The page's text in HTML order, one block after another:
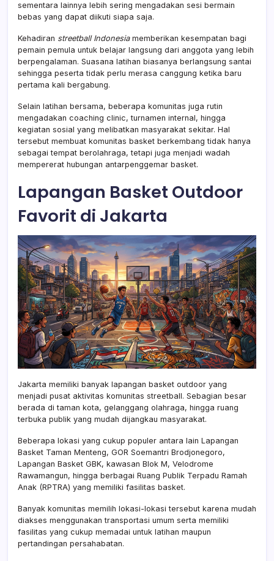
sementara lainnya lebih sering mengadakan sesi bermain
bebas yang dapat diikuti siapa saja.
Kehadiran streetball Indonesiamemberikan kesempatan bagi
pemain pemula untuk belajar langsung dari anggota yang lebih
berpengalaman. Suasana latihan biasanya berlangsung santai
sehingga peserta tidak perlu merasa canggung ketika baru
pertama kali bergabung.
Selain latihan bersama, beberapa komunitas juga rutin
mengadakan coaching clinic, turnamen internal, hingga
kegiatan sosial yang melibatkan masyarakat sekitar. Hal
tersebut membuat komunitas basket berkembang tidak hanya
sebagai tempat berolahraga, tetapi juga menjadi wadah
mempererat hubungan antarpenggemar basket.
Lapangan Basket Outdoor
Favorit di Jakarta
Jakarta memiliki banyak lapangan basket outdoor yang
menjadi pusat aktivitas komunitas streetball. Sebagian besar
berada di taman kota, gelanggang olahraga, hingga ruang
terbuka publik yang mudah dijangkau masyarakat.
Beberapa lokasi yang cukup populer antara lain Lapangan
Basket Taman Menteng, GOR Soemantri Brodjonegoro,
Lapangan Basket GBK, kawasan Blok M, Velodrome
Rawamangun, hingga berbagai Ruang Publik Terpadu Ramah
Anak (RPTRA) yang memiliki fasilitas basket.
Banyak komunitas memilih lokasi-lokasi tersebut karena mudah
diakses menggunakan transportasi umum serta memiliki
fasilitas yang cukup memadai untuk latihan maupun
pertandingan persahabatan.